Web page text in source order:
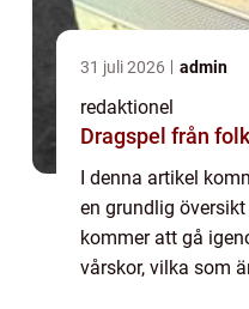
31 juli 2026 admin
redaktionel
Dragspel
I denna artikel
en grundlig
kommer att gå
vårskor, vilka som